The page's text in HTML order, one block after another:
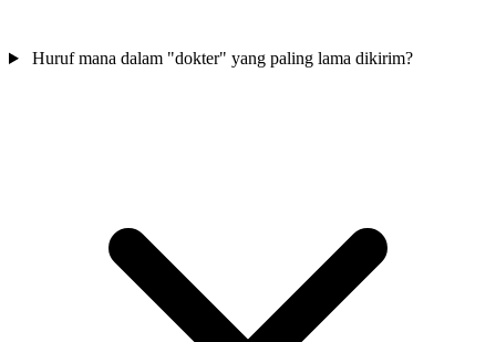
Huruf mana dalam "dokter" yang paling lama dikirim?